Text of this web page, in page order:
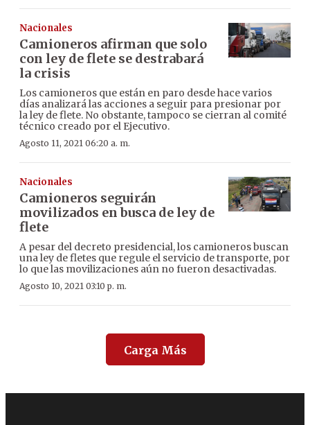
Nacionales
Camioneros afirman que solo
con ley de flete se destrabará
la crisis
Los camioneros que están en paro desde hace varios
días analizará las acciones a seguir para presionar por
la ley de flete. No obstante, tampoco se cierran al comité
técnico creado por el Ejecutivo.
Agosto 11, 2021 06:20 a. m.
Nacionales
Camioneros seguirán
movilizados en busca de ley de
flete
A pesar del decreto presidencial, los camioneros buscan
una ley de fletes que regule el servicio de transporte, por
lo que las movilizaciones aún no fueron desactivadas.
Agosto 10, 2021 03:10 p. m.
Carga Más